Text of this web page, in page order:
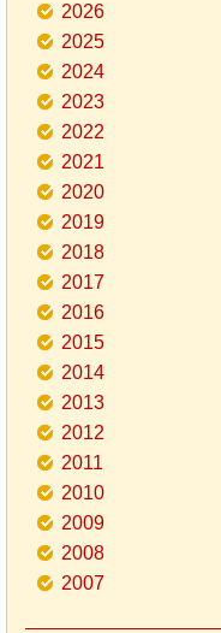
2026
2025
2024
2023
2022
2021
2020
2019
2018
2017
2016
2015
2014
2013
2012
2011
2010
2009
2008
2007